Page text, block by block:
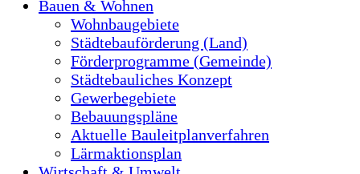
Bauen & Wohnen
Wohnbaugebiete
Städtebauförderung (Land)
Förderprogramme (Gemeinde)
Städtebauliches Konzept
Gewerbegebiete
Bebauungspläne
Aktuelle Bauleitplanverfahren
Lärmaktionsplan